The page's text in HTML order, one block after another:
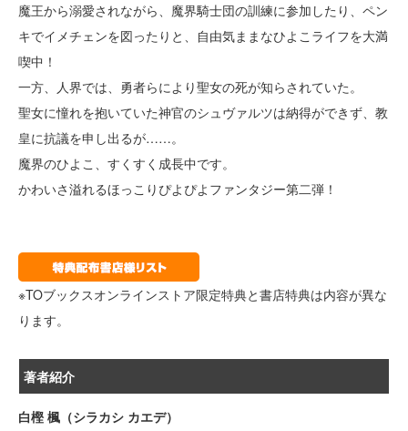
魔王から溺愛されながら、魔界騎士団の訓練に参加したり、ペン
キでイメチェンを図ったりと、自由気ままなひよこライフを大満
喫中！
一方、人界では、勇者らにより聖女の死が知らされていた。
聖女に憧れを抱いていた神官のシュヴァルツは納得ができず、教
皇に抗議を申し出るが……。
魔界のひよこ、すくすく成長中です。
かわいさ溢れるほっこりぴよぴよファンタジー第二弾！
※TOブックスオンラインストア限定特典と書店特典は内容が異な
ります。
著者紹介
白樫 楓（シラカシ カエデ）